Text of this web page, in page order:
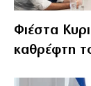
Φιέστα
καθρέφτη